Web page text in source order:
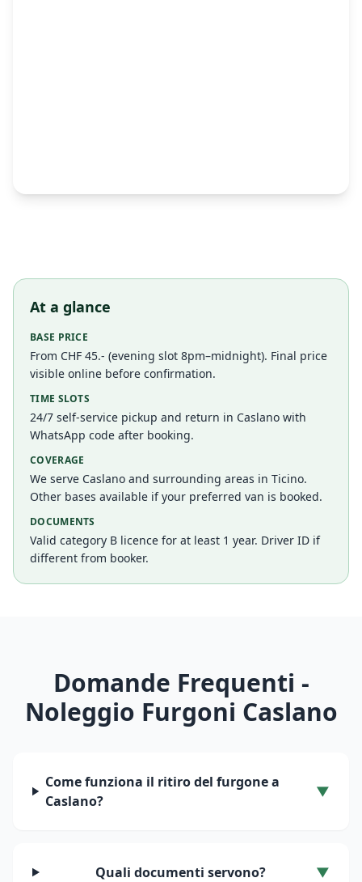
At a glance
BASE PRICE
From CHF 45.- (evening slot 8pm–midnight). Final price
visible online before confirmation.
TIME SLOTS
24/7 self-service pickup and return in Caslano with
WhatsApp code after booking.
COVERAGE
We serve Caslano and surrounding areas in Ticino.
Other bases available if your preferred van is booked.
DOCUMENTS
Valid category B licence for at least 1 year. Driver ID if
different from booker.
Domande Frequenti -
Noleggio Furgoni Caslano
Come funziona il ritiro del furgone a
Caslano?
▼
Quali documenti servono? ▼